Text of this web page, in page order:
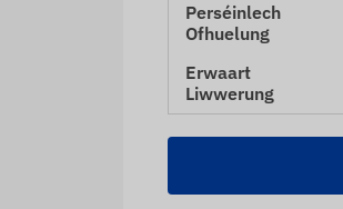
Perséinlech
Ofhuelung
Erwaart
Liwwerung